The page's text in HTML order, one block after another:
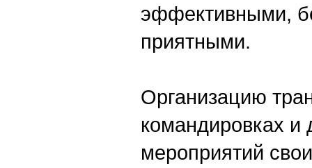
эффективными,
приятными.
Организацию
командировках и
мероприятий